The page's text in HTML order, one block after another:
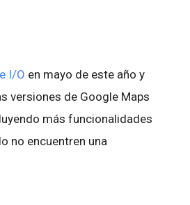
I/O en mayo de este año y
versiones de Google Maps
más funcionalidades
no encuentren una